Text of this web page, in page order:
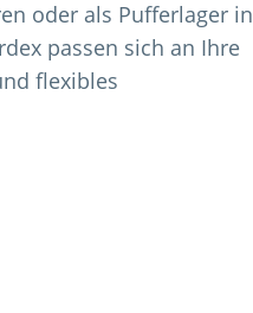
oder als Pufferlager in
passen sich an Ihre
flexibles